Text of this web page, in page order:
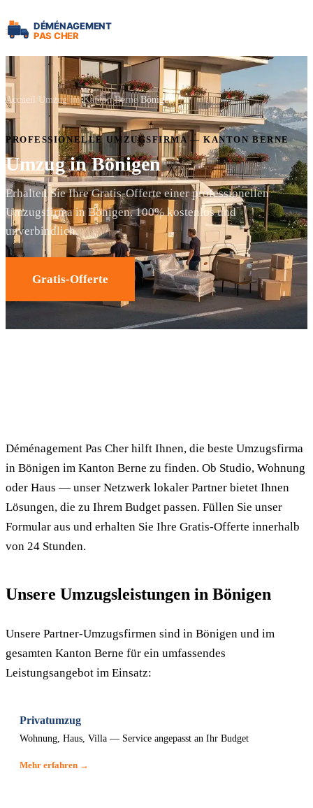
Accueil Umzug im Kanton Berne Bönigen
PROFESSIONELLE UMZUGSFIRMA — KANTON BERNE
Umzug in Bönigen
Erhalten Sie Ihre Gratis-Offerte einer professionellen
Umzugsfirma in Bönigen. 100% kostenlos und
unverbindlich.
Gratis-Offerte
Déménagement Pas Cher hilft Ihnen, die beste Umzugsfirma
in Bönigen im Kanton Berne zu finden. Ob Studio, Wohnung
oder Haus — unser Netzwerk lokaler Partner bietet Ihnen
Lösungen, die zu Ihrem Budget passen. Füllen Sie unser
Formular aus und erhalten Sie Ihre Gratis-Offerte innerhalb
von 24 Stunden.
Unsere Umzugsleistungen in Bönigen
Unsere Partner-Umzugsfirmen sind in Bönigen und im
gesamten Kanton Berne für ein umfassendes
Leistungsangebot im Einsatz:
Privatumzug
Wohnung, Haus, Villa — Service angepasst an Ihr Budget
Mehr erfahren →